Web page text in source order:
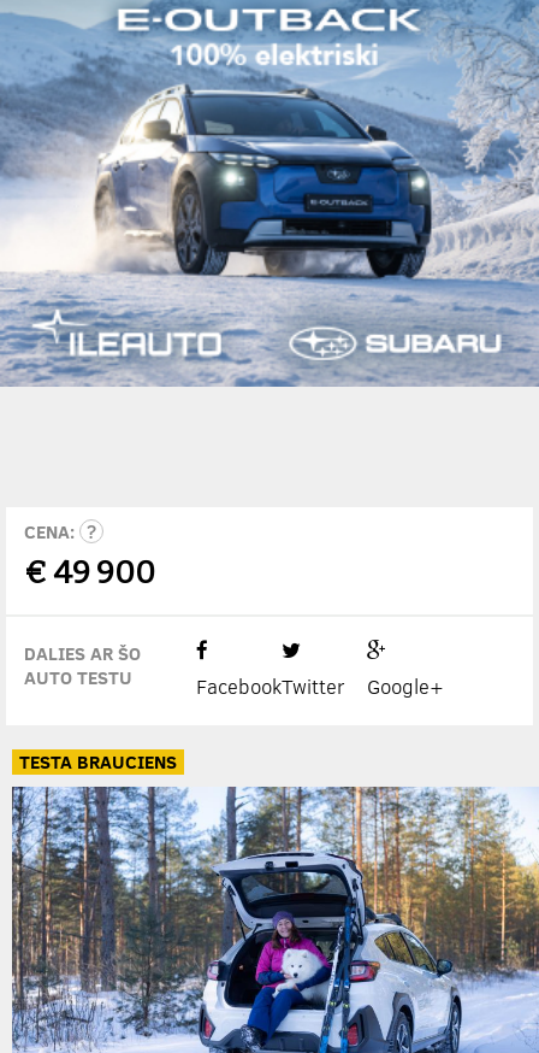
CENA:
€49 900
DALIES AR ŠO
AUTO TESTU
FacebookTwitter Google+
TESTA BRAUCIENS